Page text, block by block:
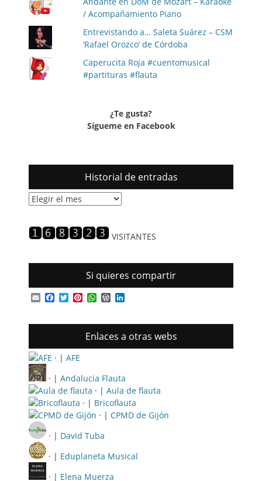
/ Acompañamiento Piano
Entrevistando a… Saleta Suárez – CSM
‘Rafael Orozco’ de Córdoba
Caperucita Roja #cuentomusical
#partituras #flauta
¿Te gusta?
Sígueme en Facebook
Historial de entradas
Historial
VISITANTES
Si quieres compartir
EmailFacebook
TwitterPinterest
WhatsApp
WordPress
Enlaces a otras webs
· | AFE
· | Andalucia Flauta
· | Aula de flauta
· | Bricoflauta
· | CPMD de Gijón
· | David Tuba
· | Eduplaneta Musical
· | Elena Muerza